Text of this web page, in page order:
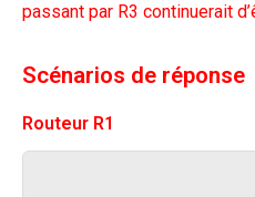
passant par R3 continuerait
Scénarios de réponse
Routeur R1